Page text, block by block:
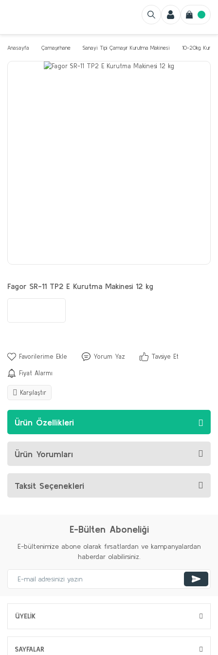
Anasayfa Çamaşırhane Sanayi Tipi Çamaşır Kurutma Makinesi 10-20kg.
Fagor SR-11 TP2 E Kurutma Makinesi 12 kg
Yorum Yaz Tavsiye Et
Fiyat Alarmı
Karşılaştır
Ürün Özellikleri
Ürün Yorumları
Taksit Seçenekleri
E-Bülten Aboneliği
E-bültenimize abone olarak fırsatlardan ve kampanyalardan
haberdar olabilirsiniz.
ÜYELİK
SAYFALAR